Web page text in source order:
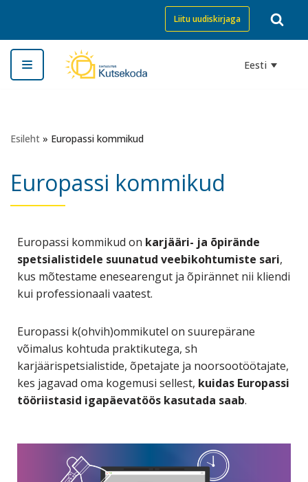
Skip
to
content
Liitu uudiskirjaga
Eesti
Esileht » Europassi kommikud
Europassi kommikud
Europassi kommikud on karjääri- ja õpirände
spetsialistidele suunatud veebikohtumiste sari,
kus mõtestame enesearengut ja õpirännet nii kliendi
kui professionaali vaatest.
Europassi k(ohvih)ommikutel on suurepärane
võimalus kohtuda praktikutega, sh
karjäärispetsialistide, õpetajate ja noorsootöötajate,
kes jagavad oma kogemusi sellest, kuidas Europassi
tööriistasid igapäevatöös kasutada saab.